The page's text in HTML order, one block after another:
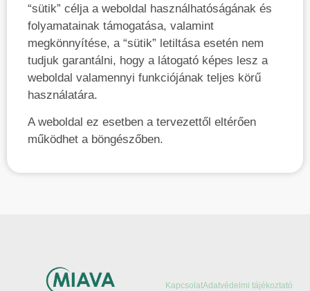
“sütik” célja a weboldal használhatóságának és
folyamatainak támogatása, valamint
megkönnyítése, a “sütik” letiltása esetén nem
tudjuk garantálni, hogy a látogató képes lesz a
weboldal valamennyi funkciójának teljes körű
használatára.
A weboldal ez esetben a tervezettől eltérően
működhet a böngészőben.
KapcsolatAdatvédelmi tájékoztató